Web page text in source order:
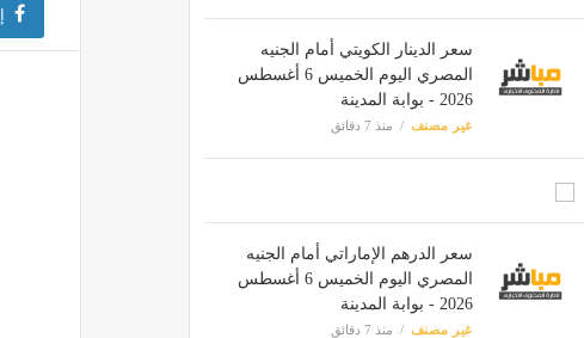
سعر الدينار الكويتي أمام الجنيه
المصري اليوم الخميس 6 أغسطس
2026 - بوابة المدينة
غير مصنف منذ 7 دقائق
سعر الدرهم الإماراتي أمام الجنيه
المصري اليوم الخميس 6 أغسطس
2026 - بوابة المدينة
غير مصنف منذ 7 دقائق